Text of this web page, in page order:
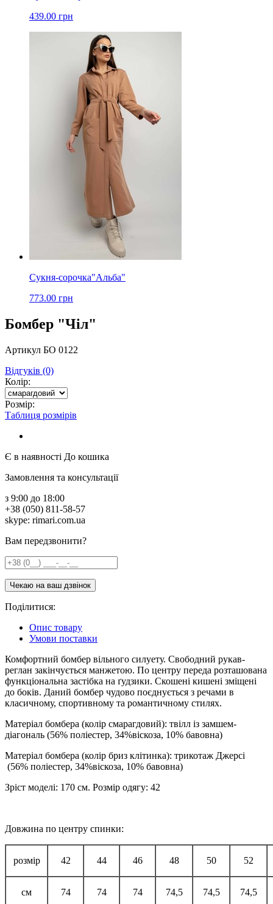
439.00 грн
Сукня-сорочка"Альба"
773.00 грн
Бомбер "Чіл"
Артикул БО 0122
Відгуків (0)
Колір:
Розмір:
Таблиця розмірів
Є в наявності До кошика
Замовлення та консультації
з 9:00 до 18:00
+38 (050) 811-58-57
skype: rimari.com.ua
Вам передзвонити?
Поділитися:
Опис товару
Умови поставки
Комфортний бомбер вільного силуету. Свободний рукав-
реглан закінчується манжетою. По центру переда розташована
функціональна застібка на ґудзики. Скошені кишені зміщені
до боків. Даний бомбер чудово поєднується з речами в
класичному, спортивному та романтичному стилях.
Матеріал бомбера (колір смарагдовий): твілл із замшем-
діагональ (56% поліестер, 34%віскоза, 10% бавовна)
Матеріал бомбера (колір бриз клітинка): трикотаж Джерсі
(56% поліестер, 34%віскоза, 10% бавовна)
Зріст моделі: 170 см. Розмір одягу: 42
Довжина по центру спинки:
розмір 42 44 46 48 50 52
см 74 74 74 74,5 74,5 74,5